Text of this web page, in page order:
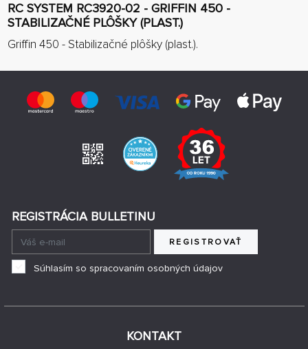
RC SYSTEM RC3920-02 - GRIFFIN 450 -
STABILIZAČNÉ PLÔŠKY (PLAST.)
Griffin 450 - Stabilizačné plôšky (plast.).
KONTAKT
REGISTRÁCIA BULLETINU
REGISTROVAŤ
Súhlasím so spracovaním osobných údajov